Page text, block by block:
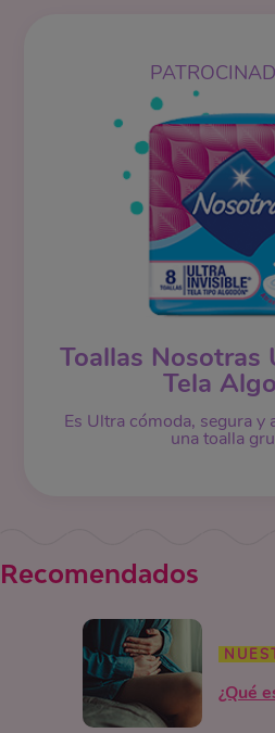
Toallas Nosotras
Tela
Es Ultra cómoda, segura y
una toalla
Recomendados
¿Qué